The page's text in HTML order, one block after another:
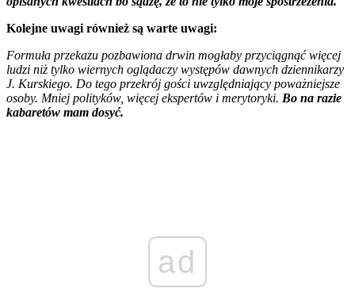
Kolejne uwagi również są warte uwagi:
Formuła przekazu pozbawiona drwin mogłaby przyciągnąć więcej
ludzi niż tylko wiernych oglądaczy występów dawnych dziennikarzy
J. Kurskiego. Do tego przekrój gości uwzględniający poważniejsze
osoby. Mniej polityków, więcej ekspertów i merytoryki. Bo na razie
kabaretów mam dosyć.
ad